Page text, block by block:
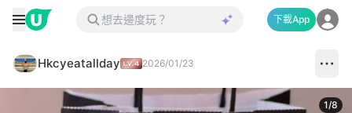
下載App
Hkcyeatallday 2026/01/23
1/8